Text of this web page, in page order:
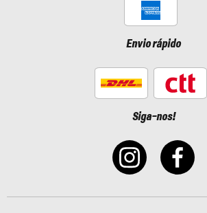
Envio rápido
Siga-nos!